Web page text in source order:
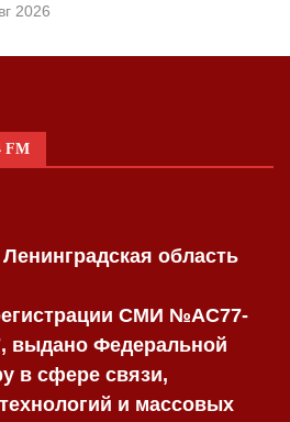
2026
FM
область
СМИ №AC77-
выдано Федеральной
в сфере связи,
и массовых